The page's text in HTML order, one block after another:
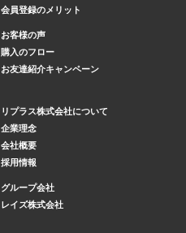
会員登録のメリット
お客様の声
購入のフロー
お友達紹介キャンペーン
リプラス株式会社について
企業理念
会社概要
採用情報
グループ会社
レイズ株式会社